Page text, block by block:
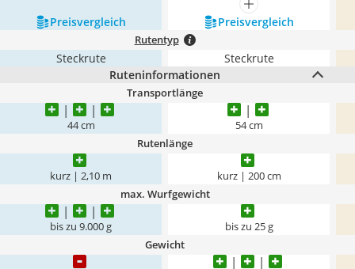
mehr anzeigen
Preis­vergleich
Preis­vergleich
Rutentyp
Steckrute
Steckrute
Ruteninformationen
Transportlänge
44 cm 54 cm
Rutenlänge
kurz | 2,10 m kurz | 200 cm
max. Wurfgewicht
bis zu 9.000 g bis zu 25 g
Gewicht